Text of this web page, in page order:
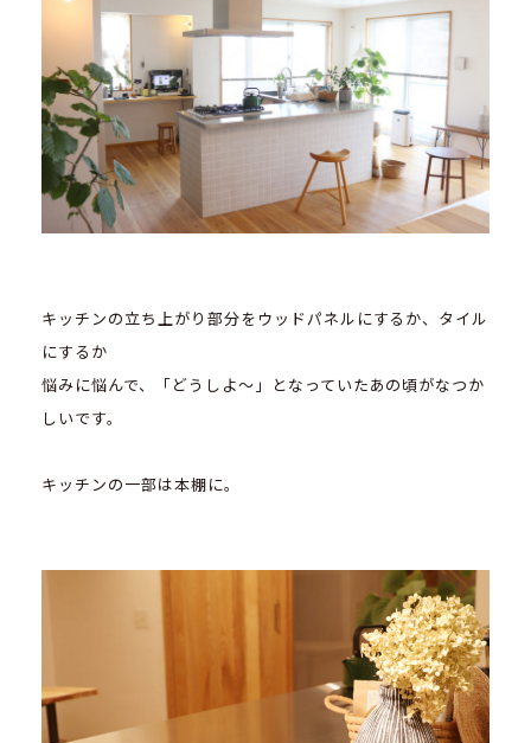
キッチンの立ち上がり部分をウッドパネルにするか、タイル
にするか
悩みに悩んで、「どうしよ～」となっていたあの頃がなつか
しいです。
キッチンの一部は本棚に。